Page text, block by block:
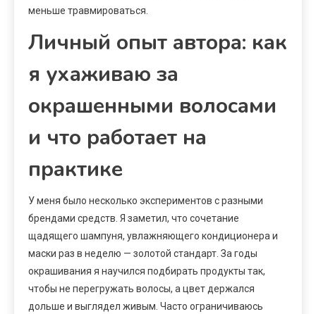
меньше травмироваться.
Личный опыт автора: как
я ухаживаю за
окрашенными волосами
и что работает на
практике
У меня было несколько экспериментов с разными
брендами средств. Я заметил, что сочетание
щадящего шампуня, увлажняющего кондиционера и
маски раз в неделю — золотой стандарт. За годы
окрашивания я научился подбирать продукты так,
чтобы не перегружать волосы, а цвет держался
дольше и выглядел живым. Часто ограничиваюсь